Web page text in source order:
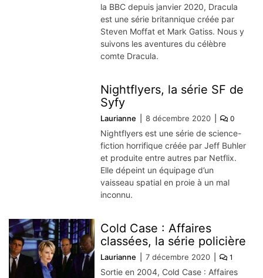
la BBC depuis janvier 2020, Dracula
est une série britannique créée par
Steven Moffat et Mark Gatiss. Nous y
suivons les aventures du célèbre
comte Dracula.
Nightflyers, la série SF de
Syfy
Laurianne 8 décembre 2020 0
Nightflyers est une série de science-
fiction horrifique créée par Jeff Buhler
et produite entre autres par Netflix.
Elle dépeint un équipage d’un
vaisseau spatial en proie à un mal
inconnu.
Cold Case : Affaires
classées, la série policière
Laurianne 7 décembre 2020 1
Sortie en 2004, Cold Case : Affaires